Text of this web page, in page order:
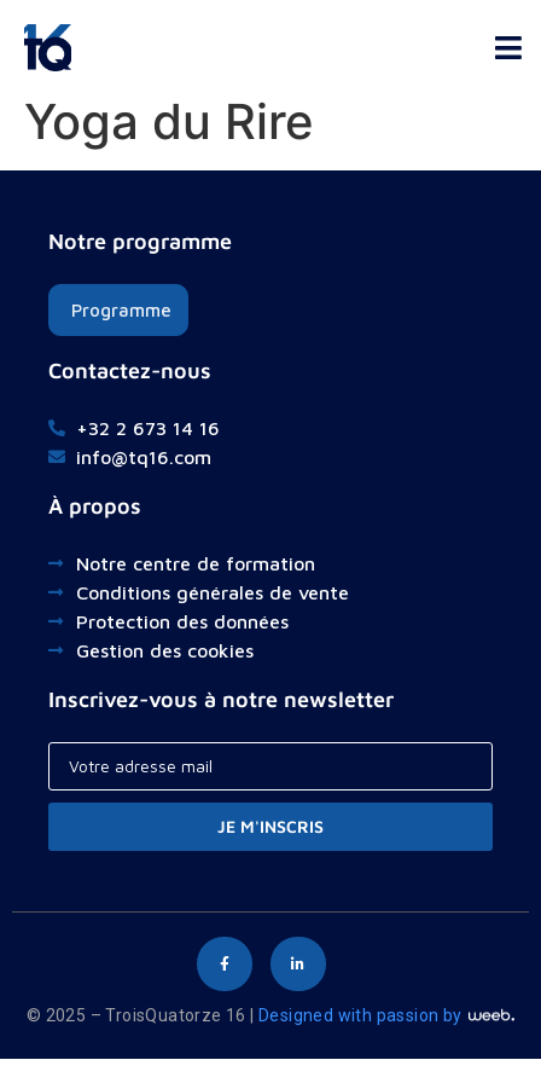
Yoga du Rire
Notre programme
Programme
Contactez-nous
+32 2 673 14 16
info@tq16.com
À propos
Notre centre de formation
Conditions générales de vente
Protection des données
Gestion des cookies
Inscrivez-vous à notre newsletter
JE M'INSCRIS
© 2025 – TroisQuatorze 16 | Designed with passion by